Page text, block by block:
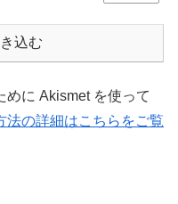
込む
めに Akismet を使って
法の詳細はこちらをご覧